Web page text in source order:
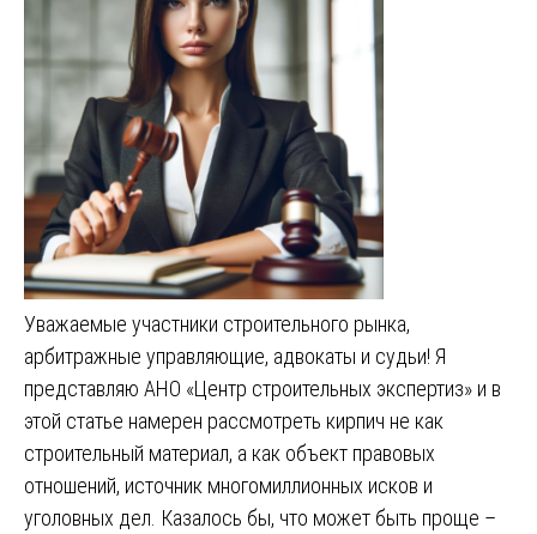
Уважаемые участники строительного рынка,
арбитражные управляющие, адвокаты и судьи! Я
представляю АНО «Центр строительных экспертиз» и в
этой статье намерен рассмотреть кирпич не как
строительный материал, а как объект правовых
отношений, источник многомиллионных исков и
уголовных дел. Казалось бы, что может быть проще –